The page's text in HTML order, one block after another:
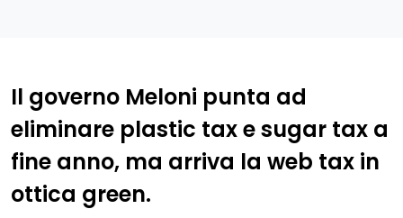
Il governo Meloni punta ad
eliminare plastic tax e sugar tax a
fine anno, ma arriva la web tax in
ottica green.